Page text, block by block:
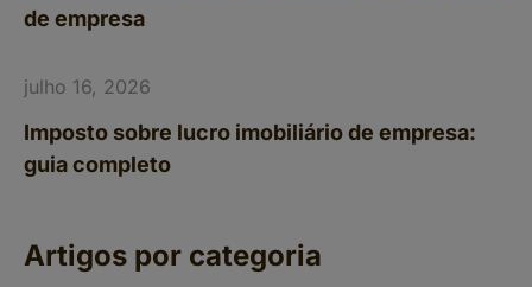
de empresa
Imposto sobre lucro imobiliário de empresa:
guia completo
julho 16, 2026
Artigos por categoria